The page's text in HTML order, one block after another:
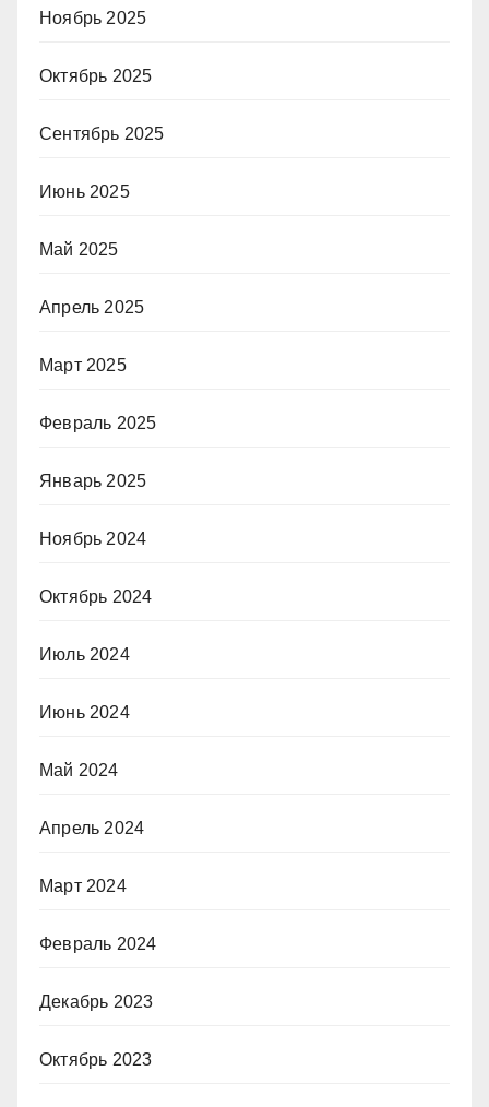
Ноябрь 2025
Октябрь 2025
Сентябрь 2025
Июнь 2025
Май 2025
Апрель 2025
Март 2025
Февраль 2025
Январь 2025
Ноябрь 2024
Октябрь 2024
Июль 2024
Июнь 2024
Май 2024
Апрель 2024
Март 2024
Февраль 2024
Декабрь 2023
Октябрь 2023